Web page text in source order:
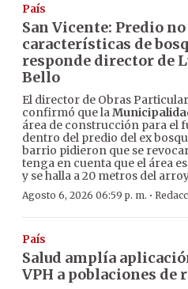
País
San Vicente: Predio
características de
responde director de
Bello
El director de Obras
confirmó que la
área de construcción para el
dentro del predio del ex
barrio pidieron que se
tenga en cuenta que el área
y se halla a 20 metros del
Agosto 6, 2026 06:59 p. m. ·
País
Salud amplía
VPH a poblaciones de